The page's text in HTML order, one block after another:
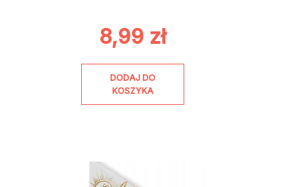
8,99 zł
DODAJ DO
KOSZYKA